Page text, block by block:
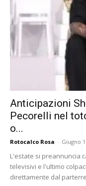
Anticipazioni
Pecorelli nel
o...
Rotocalco Rosa - Giugno
L'estate si preannuncia
televisivi e l'ultimo
direttamente dal